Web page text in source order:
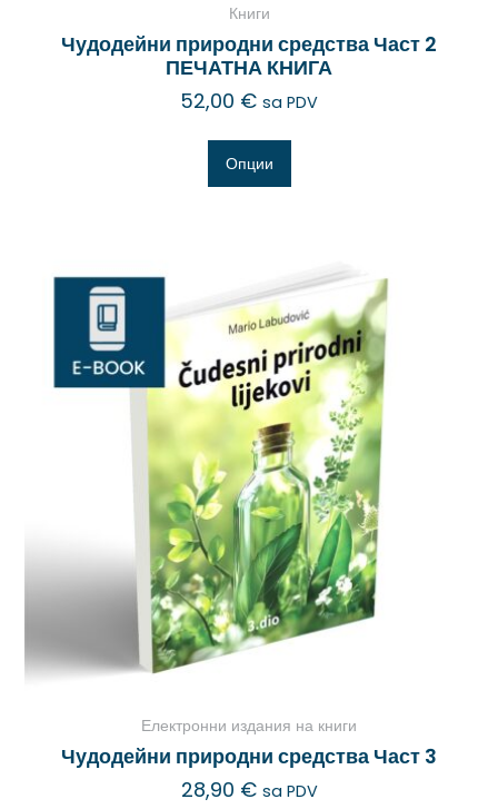
Книги
Чудодейни природни средства Част 2
ПЕЧАТНА КНИГА
52,00 € sa PDV
Опции
Електронни издания на книги
Чудодейни природни средства Част 3
28,90 € sa PDV